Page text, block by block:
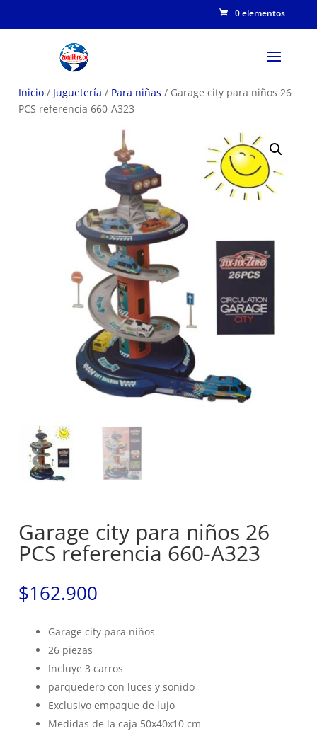
0 elementos
Inicio / Juguetería / Para niñas / Garage city para niños 26
PCS referencia 660-A323
Garage city para niños 26
PCS referencia 660-A323
$162.900
Garage city para niños
26 piezas
Incluye 3 carros
parquedero con luces y sonido
Exclusivo empaque de lujo
Medidas de la caja 50x40x10 cm